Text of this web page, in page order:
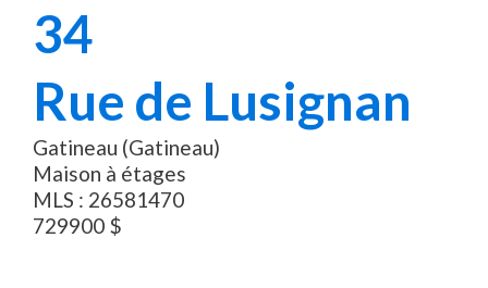
34
Rue de Lusignan
Gatineau (Gatineau)
Maison à étages
MLS : 26581470
729900 $